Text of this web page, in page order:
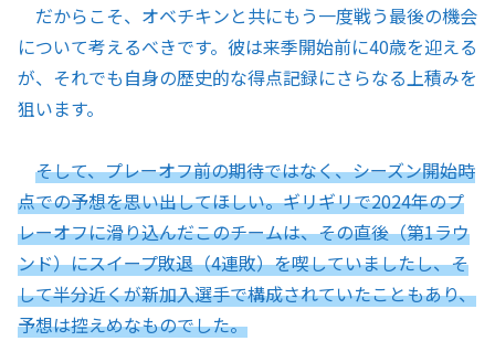
だからこそ、オベチキンと共にもう一度戦う最後の機会
について考えるべきです。彼は来季開始前に40歳を迎える
が、それでも自身の歴史的な得点記録にさらなる上積みを
狙います。
そして、プレーオフ前の期待ではなく、シーズン開始時
点での予想を思い出してほしい。ギリギリで2024年のプ
レーオフに滑り込んだこのチームは、その直後（第1ラウ
ンド）にスイープ敗退（4連敗）を喫していましたし、そ
して半分近くが新加入選手で構成されていたこともあり、
予想は控えめなものでした。